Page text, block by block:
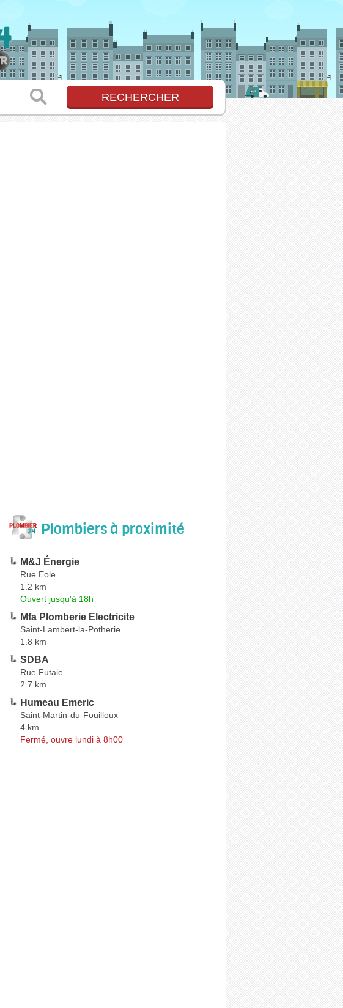
Plombiers à proximité
M&J Énergie
Rue Eole
1.2 km
Ouvert jusqu'à 18h
Mfa Plomberie Electricite
Saint-Lambert-la-Potherie
1.8 km
SDBA
Rue Futaie
2.7 km
Humeau Emeric
Saint-Martin-du-Fouilloux
4 km
Fermé, ouvre lundi à 8h00